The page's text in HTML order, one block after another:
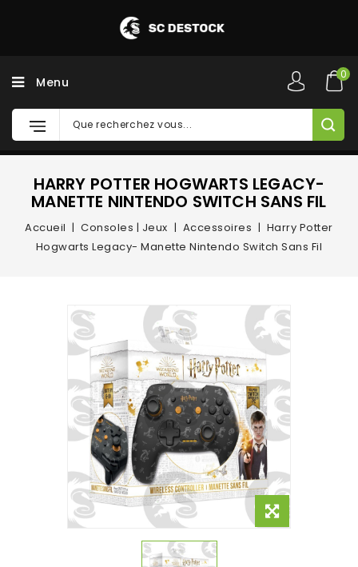
Menu
0
HARRY POTTER HOGWARTS LEGACY-
MANETTE NINTENDO SWITCH SANS FIL
Accueil Consoles | Jeux Accessoires
Harry Potter
Hogwarts Legacy- Manette Nintendo Switch Sans Fil